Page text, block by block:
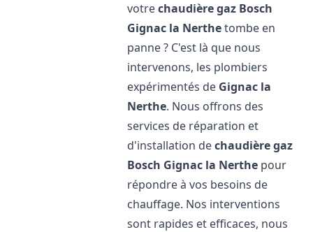
votrechaudière gaz Bosch
Gignac la Nerthetombe en
panne ? C'est là que nous
intervenons, les plombiers
expérimentés de Gignac la
Nerthe. Nous offrons des
services de réparation et
d'installation dechaudière gaz
Bosch Gignac la Nerthe pour
répondre à vos besoins de
chauffage. Nos interventions
sont rapides et efficaces, nous